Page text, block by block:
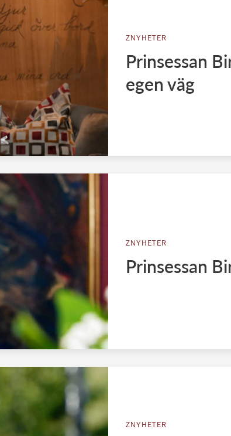
ZNYHETER
Prinsessan
egen väg
ZNYHETER
Prinsessan
ZNYHETER